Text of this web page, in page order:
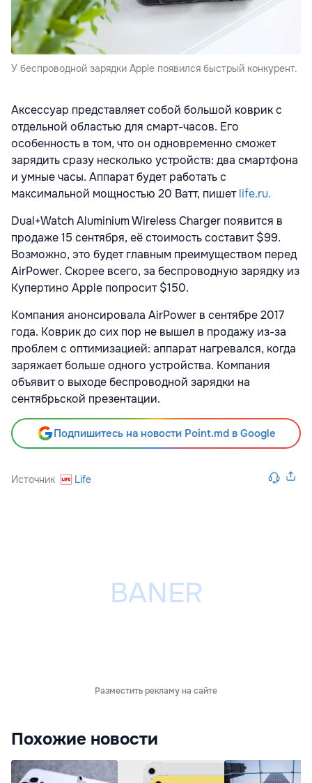
У беспроводной зарядки Apple появился быстрый конкурент.
Аксессуар представляет собой большой коврик с
отдельной областью для смарт-часов. Его
особенность в том, что он одновременно сможет
зарядить сразу несколько устройств: два смартфона
и умные часы. Аппарат будет работать с
максимальной мощностью 20 Ватт, пишетlife.ru.
Dual+Watch Aluminium Wireless Charger появится в
продаже 15 сентября, её стоимость составит $99.
Возможно, это будет главным преимуществом перед
AirPower. Скорее всего, за беспроводную зарядку из
Купертино Apple попросит $150.
Компания анонсировала AirPower в сентябре 2017
года. Коврик до сих пор не вышел в продажу из-за
проблем с оптимизацией: аппарат нагревался, когда
заряжает больше одного устройства. Компания
объявит о выходе беспроводной зарядки на
сентябрьской презентации.
Подпишитесь на новости Point.md в Google
Источник Life
Разместить рекламу на сайте
Похожие новости